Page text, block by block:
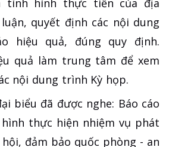
tình hình thực tiễn của địa
quyết định các nội dung
hiệu quả, đúng quy định.
quả làm trung tâm để xem
nội dung trình Kỳ họp.
biểu đã được nghe: Báo cáo
thực hiện nhiệm vụ phát
đảm bảo quốc phòng - an